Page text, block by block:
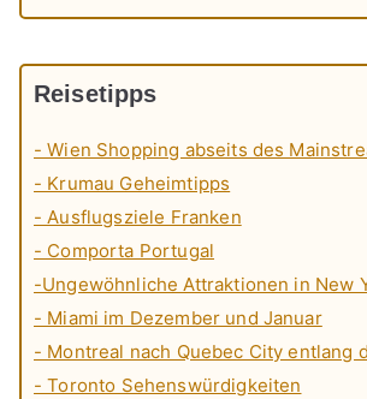
Reisetipps
- Wien Shopping abseits des
- Krumau Geheimtipps
- Ausflugsziele Franken
- Comporta Portugal
-Ungewöhnliche Attraktionen in New
- Miami im Dezember und Januar
- Montreal nach Quebec City entlang
- Toronto Sehenswürdigkeiten